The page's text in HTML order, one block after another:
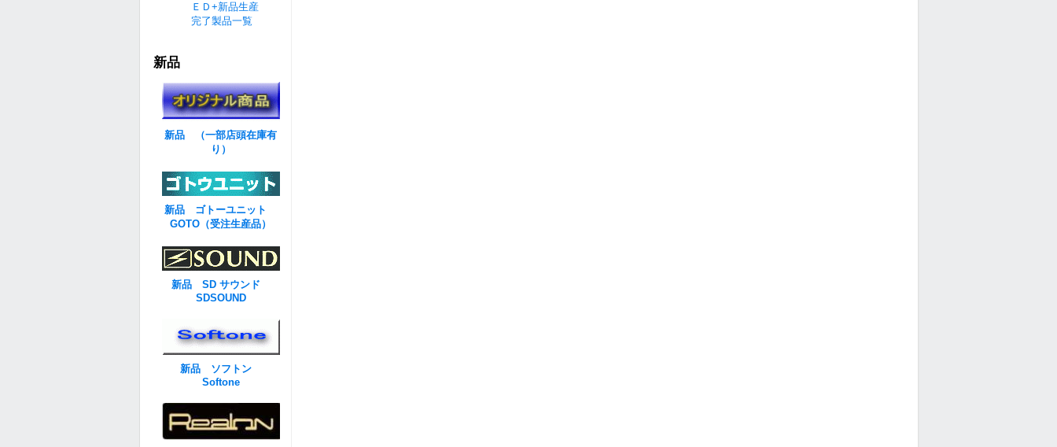
ＥＤ+新品生産
完了製品一覧
新品
新品 （一部店頭在庫有
り）
新品 ゴトーユニット
GOTO（受注生産品）
新品 SD サウンド
SDSOUND
新品 ソフトン
Softone